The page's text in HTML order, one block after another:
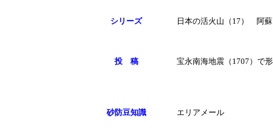
シリーズ 日本の活火山（17） 阿
投 稿 宝永南海地震（1707）で
砂防豆知識 エリアメール